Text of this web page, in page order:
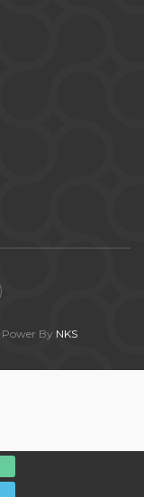
By NKS